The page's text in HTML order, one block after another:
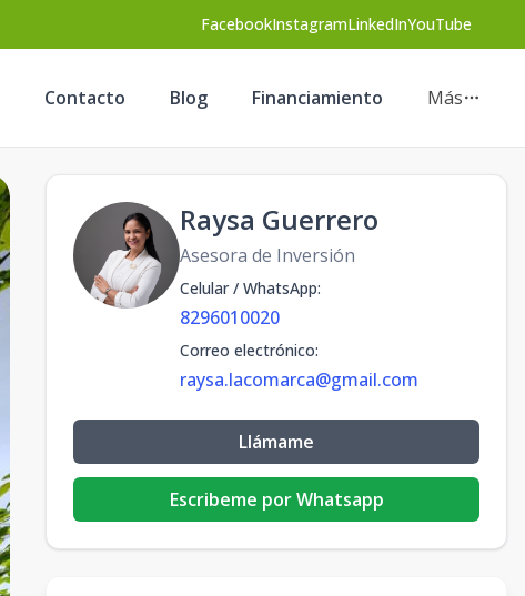
FacebookInstagramLinkedInYouTube
Contacto Blog Financiamiento Más
Raysa Guerrero
Asesora de Inversión
Celular / WhatsApp:
8296010020
Correo electrónico:
raysa.lacomarca@gmail.com
Llámame
Escribeme por Whatsapp